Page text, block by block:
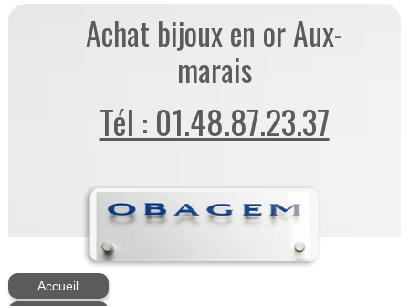
Achat bijoux en or Aux-
marais
Tél : 01.48.87.23.37
Accueil